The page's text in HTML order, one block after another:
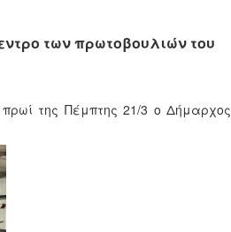
των πρωτοβουλιών του
της Πέμπτης 21/3 ο Δήμαρχος